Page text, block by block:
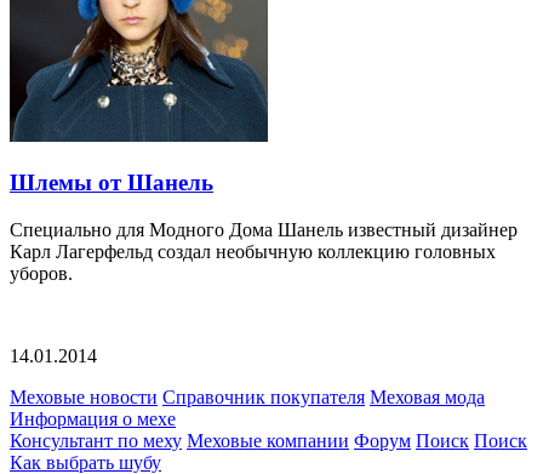
Шлемы от Шанель
Специально для Модного Дома Шанель известный дизайнер
Карл Лагерфельд создал необычную коллекцию головных
уборов.
14.01.2014
Меховые новости Справочник покупателя Меховая мода
Информация о мехе
Консультант по меху Меховые компании Форум Поиск Поиск
Как выбрать шубу